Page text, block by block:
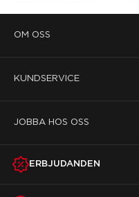
OM OSS
KUNDSERVICE
JOBBA HOS OSS
ERBJUDANDEN